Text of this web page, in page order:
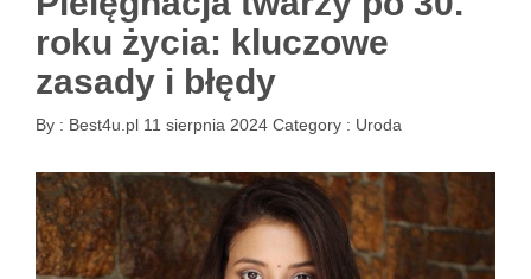
roku życia: kluczowe
zasady i błędy
By : Best4u.pl 11 sierpnia 2024 Category : Uroda